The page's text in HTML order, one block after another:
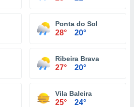
Ponta do Sol
28° 20°
Ribeira Brava
27° 20°
Vila Baleira
25° 24°